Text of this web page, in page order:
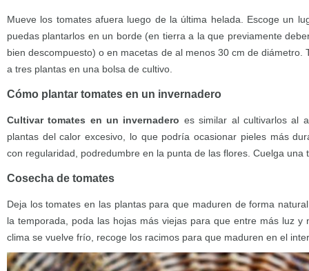
Mueve los tomates afuera luego de la última helada. Escoge un
puedas plantarlos en un borde (en tierra a la que previamente
bien descompuesto) o en macetas de al menos 30 cm de diámetro.
a tres plantas en una bolsa de cultivo.
Cómo plantar tomates en un invernadero
Cultivar tomates en un invernadero es similar al cultivarlos al
plantas del calor excesivo, lo que podría ocasionar pieles más
con regularidad, podredumbre en la punta de las flores. Cuelga una
Cosecha de tomates
Deja los tomates en las plantas para que maduren de forma
la temporada, poda las hojas más viejas para que entre más luz y
clima se vuelve frío, recoge los racimos para que maduren en el